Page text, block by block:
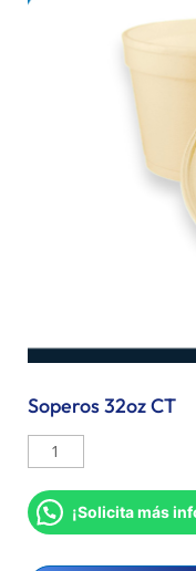
Soperos 32oz CT
¡Solicita más